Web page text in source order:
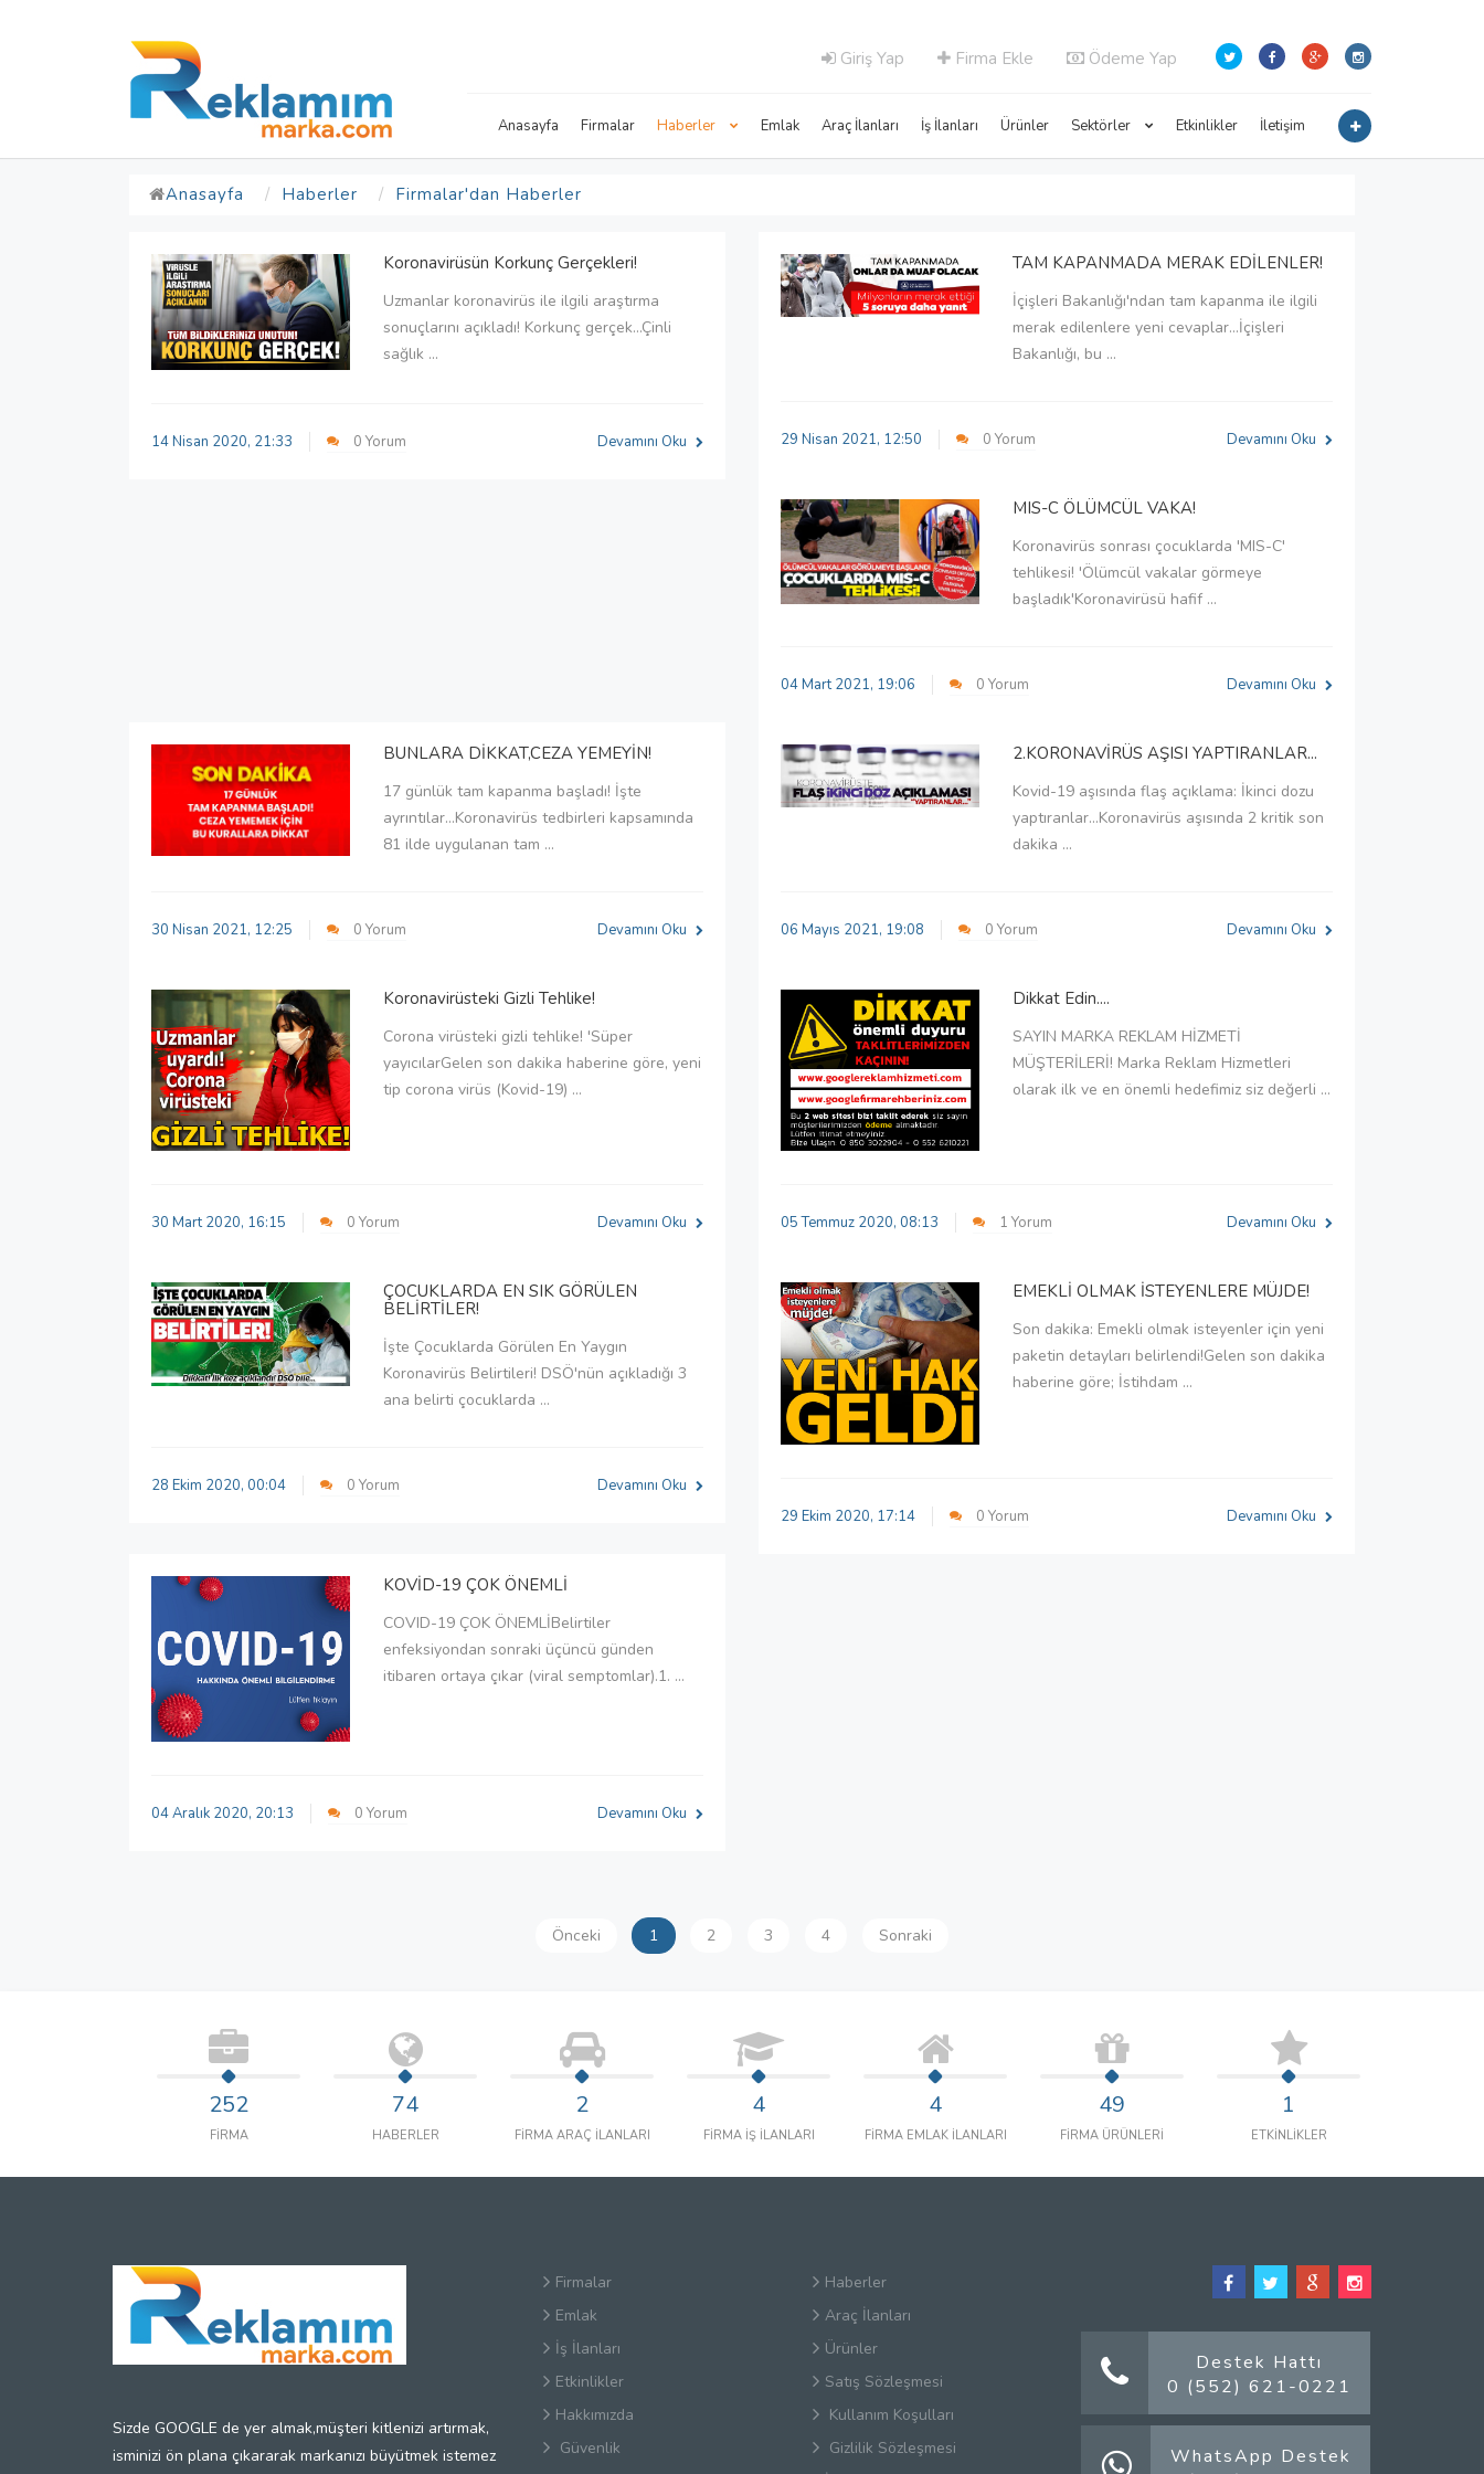
Giriş Yap Firma Ekle Ödeme Yap
Anasayfa Firmalar Haberler Emlak Araç İlanları İş İlanları Ürünler Sektörler Etkinlikler İletişim
Anasayfa Haberler Firmalar'dan Haberler
Koronavirüsün Korkunç Gerçekleri!
Uzmanlar koronavirüs ile ilgili araştırma
sonuçlarını açıkladı! Korkunç gerçek...Çinli
sağlık ...
14 Nisan 2020, 21:33 0 Yorum Devamını Oku
TAM KAPANMADA MERAK EDİLENLER!
İçişleri Bakanlığı'ndan tam kapanma ile ilgili
merak edilenlere yeni cevaplar...İçişleri
Bakanlığı, bu ...
29 Nisan 2021, 12:50 0 Yorum Devamını Oku
MIS-C ÖLÜMCÜL VAKA!
Koronavirüs sonrası çocuklarda 'MIS-C'
tehlikesi! 'Ölümcül vakalar görmeye
başladık'Koronavirüsü hafif ...
04 Mart 2021, 19:06 0 Yorum Devamını Oku
BUNLARA DİKKAT,CEZA YEMEYİN!
17 günlük tam kapanma başladı! İşte
ayrıntılar...Koronavirüs tedbirleri kapsamında
81 ilde uygulanan tam ...
30 Nisan 2021, 12:25 0 Yorum Devamını Oku
2.KORONAVİRÜS AŞISI YAPTIRANLAR...
Kovid-19 aşısında flaş açıklama: İkinci dozu
yaptıranlar...Koronavirüs aşısında 2 kritik son
dakika ...
06 Mayıs 2021, 19:08 0 Yorum Devamını Oku
Koronavirüsteki Gizli Tehlike!
Corona virüsteki gizli tehlike! 'Süper
yayıcılarGelen son dakika haberine göre, yeni
tip corona virüs (Kovid-19) ...
30 Mart 2020, 16:15 0 Yorum Devamını Oku
Dikkat Edin....
SAYIN MARKA REKLAM HİZMETİ
MÜŞTERİLERİ! Marka Reklam Hizmetleri
olarak ilk ve en önemli hedefimiz siz değerli ...
05 Temmuz 2020, 08:13 1 Yorum Devamını Oku
ÇOCUKLARDA EN SIK GÖRÜLEN
BELİRTİLER!
İşte Çocuklarda Görülen En Yaygın
Koronavirüs Belirtileri! DSÖ'nün açıkladığı 3
ana belirti çocuklarda ...
28 Ekim 2020, 00:04 0 Yorum Devamını Oku
EMEKLİ OLMAK İSTEYENLERE MÜJDE!
Son dakika: Emekli olmak isteyenler için yeni
paketin detayları belirlendi!Gelen son dakika
haberine göre; İstihdam ...
29 Ekim 2020, 17:14 0 Yorum Devamını Oku
KOVİD-19 ÇOK ÖNEMLİ
COVID-19 ÇOK ÖNEMLİBelirtiler
enfeksiyondan sonraki üçüncü günden
itibaren ortaya çıkar (viral semptomlar).1. ...
04 Aralık 2020, 20:13 0 Yorum Devamını Oku
Önceki 1 2 3 4 Sonraki
252
FİRMA
74
HABERLER
2
FİRMA ARAÇ İLANLARI
4
FİRMA İŞ İLANLARI
4
FİRMA EMLAK İLANLARI
49
FİRMA ÜRÜNLERİ
1
ETKİNLİKLER
Sizde GOOGLE de yer almak,müşteri kitlenizi artırmak,
isminizi ön plana çıkararak markanızı büyütmek istemez
Firmalar
Haberler
Emlak
Araç İlanları
İş İlanları
Ürünler
Etkinlikler
Satış Sözleşmesi
Hakkımızda
Kullanım Koşulları
Güvenlik
Gizlilik Sözleşmesi
Destek Hattı
0 (552) 621-0221
WhatsApp Destek